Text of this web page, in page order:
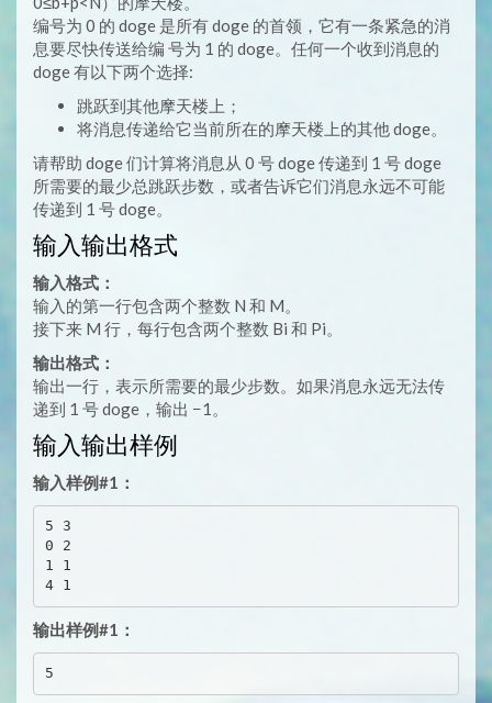
编号为 0 的 doge 是所有 doge 的首领，它有一条紧急的消
息要尽快传送给编 号为 1 的 doge。任何一个收到消息的
doge 有以下两个选择:
跳跃到其他摩天楼上；
将消息传递给它当前所在的摩天楼上的其他 doge。
请帮助 doge 们计算将消息从 0 号 doge 传递到 1 号 doge
所需要的最少总跳跃步数，或者告诉它们消息永远不可能
传递到 1 号 doge。
输入输出格式
输入格式：
输入的第一行包含两个整数 N 和 M。
接下来 M 行，每行包含两个整数 Bi 和 Pi。
输出格式：
输出一行，表示所需要的最少步数。如果消息永远无法传
递到 1 号 doge，输出 −1。
输入输出样例
输入样例#1：
5 3
0 2
1 1
输出样例#1：